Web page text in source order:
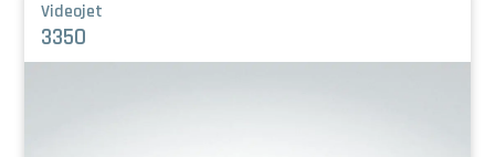
Videojet
3350